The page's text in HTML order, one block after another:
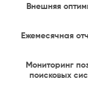
Внешняя
Ежемесячная
Мониторинг
поисковых